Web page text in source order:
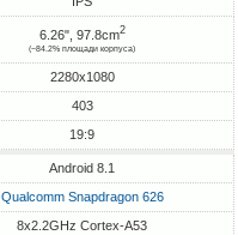
6.26", 97.8cm2
(~84.2% площади корпуса)
2280x1080
403
19:9
Android 8.1
Qualcomm Snapdragon 626
8x2.2GHz Cortex-A53